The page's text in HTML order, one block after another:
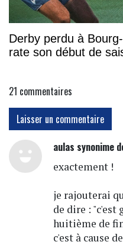
Derby perdu à
rate son début de
21 commentaires
Laisser un commentaire
aulas synonime
exactement !
je rajouterai
de dire : "c'est
huitième de
c'est à cause